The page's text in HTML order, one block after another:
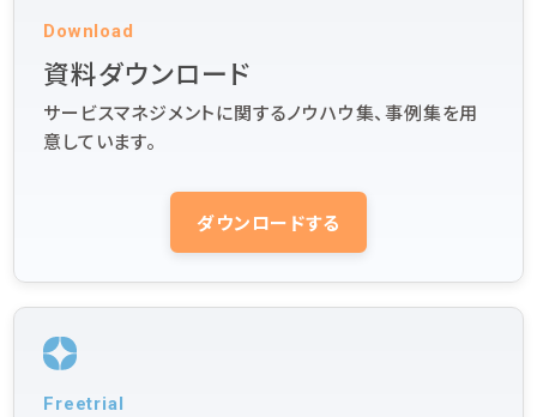
Download
資料ダウンロード
サービスマネジメントに関するノウハウ集、事例集を用
意しています。
ダウンロードする
Freetrial